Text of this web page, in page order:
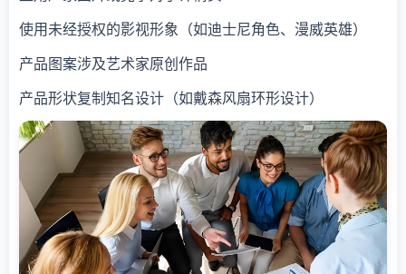
使用未经授权的影视形象（如迪士尼角色、漫威英雄）
产品图案涉及艺术家原创作品
产品形状复制知名设计（如戴森风扇环形设计）